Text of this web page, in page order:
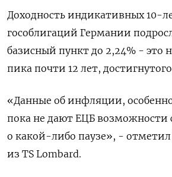
Доходность индикативных 10-
гособлигаций Германии
базисный пункт до 2,24% - это
пика почти 12 лет,
«Данные об инфляции, особенно
пока не дают ЕЦБ возможности
о какой-либо паузе», -
из TS Lombard.